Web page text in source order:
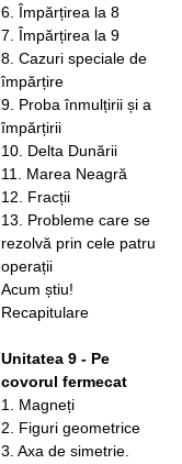
6. Împărțirea la 8
7. Împărțirea la 9
8. Cazuri speciale de
împărțire
9. Proba înmulțirii și a
împărțirii
10. Delta Dunării
11. Marea Neagră
12. Fracții
13. Probleme care se
rezolvă prin cele patru
operații
Acum știu!
Recapitulare
Unitatea 9 - Pe
covorul fermecat
1. Magneți
2. Figuri geometrice
3. Axa de simetrie.